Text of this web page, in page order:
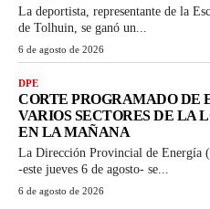
La deportista, representante de la
de Tolhuin, se ganó un...
6 de agosto de 2026
DPE
CORTE PROGRAMADO DE
VARIOS SECTORES DE LA
EN LA MAÑANA
La Dirección Provincial de Energía
-este jueves 6 de agosto- se...
6 de agosto de 2026